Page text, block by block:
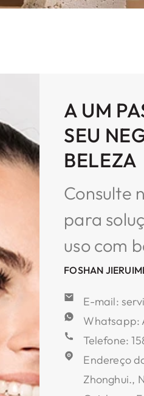
A UM
SEU
BELEZA
Consulte
para
uso com
FOSHAN
E-mail:
Whatsapp:
Telefone:
Endereço
Zhonghui.,